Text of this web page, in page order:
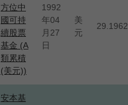
方位中
國可持
續股票
基金 (A
類累積
(美元))
1992
年04
月27
日
美
元
29.1962
安本基